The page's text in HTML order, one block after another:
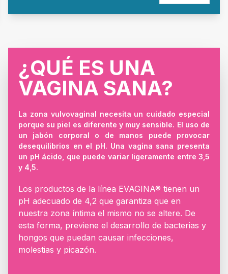
¿QUÉ ES UNA
VAGINA SANA?
La zona vulvovaginal necesita un cuidado especial
porque su piel es diferente y muy sensible. El uso de
un jabón corporal o de manos puede provocar
desequilibrios en el pH. Una vagina sana presenta
un pH ácido, que puede variar ligeramente entre 3,5
y 4,5.
Los productos de la línea EVAGINA® tienen un
pH adecuado de 4,2 que garantiza que en
nuestra zona íntima el mismo no se altere. De
esta forma, previene el desarrollo de bacterias y
hongos que puedan causar infecciones,
molestias y picazón.